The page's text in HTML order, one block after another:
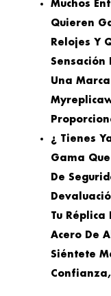
Muchos
Quieren
Relojes Y
Sensación
Una Marca
¿ Tienes
Gama
De
Tu Réplica
Acero De
Siéntete